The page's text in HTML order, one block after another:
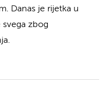
Danas je rijetka u
svega zbog